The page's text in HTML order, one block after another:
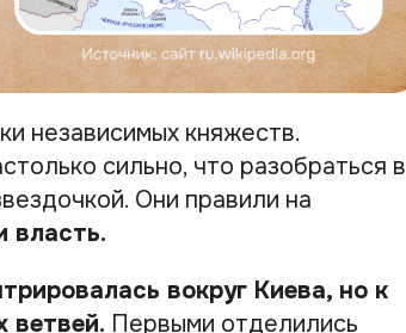
независимых княжеств.
сильно, что разобраться в
Они правили на
власть.
вокруг Киева, но к
ветвей. Первыми отделились